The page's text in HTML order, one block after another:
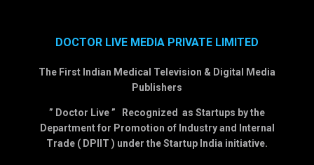
DOCTOR LIVE MEDIA PRIVATE LIMITED
The First Indian Medical Television & Digital Media
Publishers
” Doctor Live ” Recognized as Startups by the
Department for Promotion of Industry and Internal
Trade ( DPIIT ) under the Startup India initiative.